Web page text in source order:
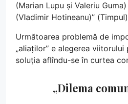
(Marian Lupu și Valeriu
(Vladimir Hotineanu)” (Timpul)
Următoarea problemă de
„aliaților” e alegerea
soluția aflîndu-se în curtea
„Dilema